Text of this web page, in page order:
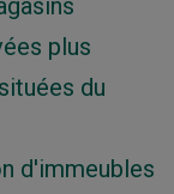
plus
du
d'immeubles